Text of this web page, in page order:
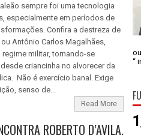
sempre foi uma tecnologia
especialmente em períodos de
Confira a destreza de
Antônio Carlos Magalhães,
militar, tornando-se
criancinha no alvorecer da
Não é exercício banal. Exige
senso de...
Read More
ROBERTO D’AVILA,
“